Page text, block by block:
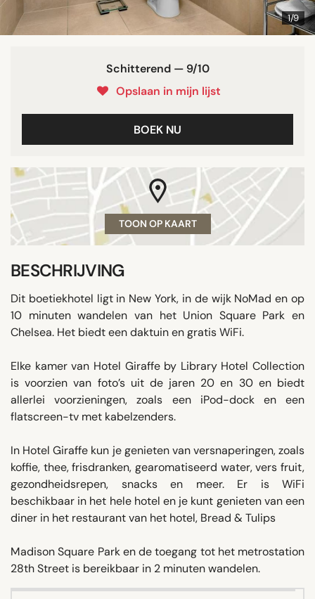
1/9
Schitterend — 9/10
Opslaan in mijn lijst
BOEK NU
TOON OP KAART
BESCHRIJVING
Dit boetiekhotel ligt in New York, in de wijk NoMad en op
10 minuten wandelen van het Union Square Park en
Chelsea. Het biedt een daktuin en gratis WiFi.
Elke kamer van Hotel Giraffe by Library Hotel Collection
is voorzien van foto’s uit de jaren 20 en 30 en biedt
allerlei voorzieningen, zoals een iPod-dock en een
flatscreen-tv met kabelzenders.
In Hotel Giraffe kun je genieten van versnaperingen, zoals
koffie, thee, frisdranken, gearomatiseerd water, vers fruit,
gezondheidsrepen, snacks en meer. Er is WiFi
beschikbaar in het hele hotel en je kunt genieten van een
diner in het restaurant van het hotel, Bread & Tulips
Madison Square Park en de toegang tot het metrostation
28th Street is bereikbaar in 2 minuten wandelen.